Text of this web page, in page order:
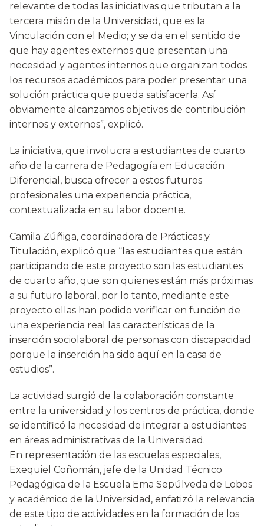
relevante de todas las iniciativas que tributan a la
tercera misión de la Universidad, que es la
Vinculación con el Medio; y se da en el sentido de
que hay agentes externos que presentan una
necesidad y agentes internos que organizan todos
los recursos académicos para poder presentar una
solución práctica que pueda satisfacerla. Así
obviamente alcanzamos objetivos de contribución
internos y externos”, explicó.
La iniciativa, que involucra a estudiantes de cuarto
año de la carrera de Pedagogía en Educación
Diferencial, busca ofrecer a estos futuros
profesionales una experiencia práctica,
contextualizada en su labor docente.
Camila Zúñiga, coordinadora de Prácticas y
Titulación, explicó que “las estudiantes que están
participando de este proyecto son las estudiantes
de cuarto año, que son quienes están más próximas
a su futuro laboral, por lo tanto, mediante este
proyecto ellas han podido verificar en función de
una experiencia real las características de la
inserción sociolaboral de personas con discapacidad
porque la inserción ha sido aquí en la casa de
estudios”.
La actividad surgió de la colaboración constante
entre la universidad y los centros de práctica, donde
se identificó la necesidad de integrar a estudiantes
en áreas administrativas de la Universidad.
En representación de las escuelas especiales,
Exequiel Coñomán, jefe de la Unidad Técnico
Pedagógica de la Escuela Ema Sepúlveda de Lobos
y académico de la Universidad, enfatizó la relevancia
de este tipo de actividades en la formación de los